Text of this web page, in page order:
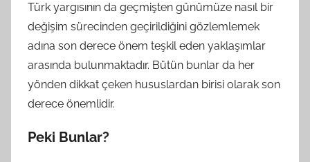
Türk yargısının da geçmişten günümüze nasıl bir
değişim sürecinden geçirildiğini gözlemlemek
adına son derece önem teşkil eden yaklaşımlar
arasında bulunmaktadır. Bütün bunlar da her
yönden dikkat çeken hususlardan birisi olarak son
derece önemlidir.
Peki Bunlar?